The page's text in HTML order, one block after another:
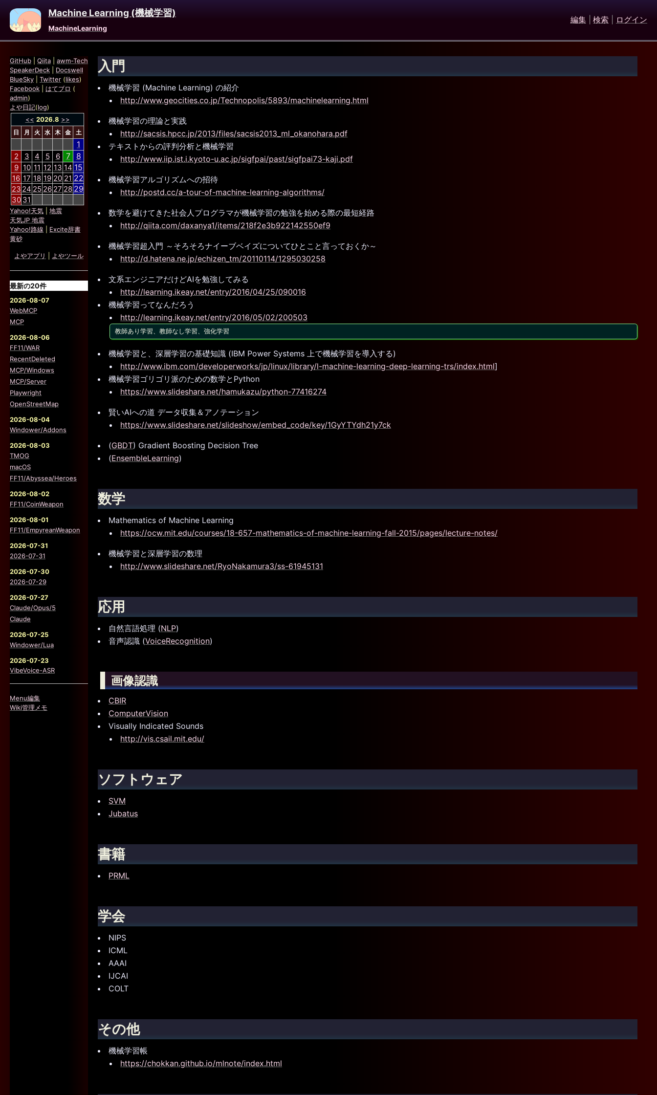
Machine Learning (機械学習)
MachineLearning
編集 検索 ログイン
入門
機械学習 (Machine Learning) の紹介
http://www.geocities.co.jp/Technopolis/5893/machinelearning.html
機械学習の理論と実践
http://sacsis.hpcc.jp/2013/files/sacsis2013_ml_okanohara.pdf
テキストからの評判分析と機械学習
http://www.iip.ist.i.kyoto-u.ac.jp/sigfpai/past/sigfpai73-kaji.pdf
機械学習アルゴリズムへの招待
http://postd.cc/a-tour-of-machine-learning-algorithms/
数学を避けてきた社会人プログラマが機械学習の勉強を始める際の最短経路
http://qiita.com/daxanya1/items/218f2e3b922142550ef9
機械学習超入門 ～そろそろナイーブベイズについてひとこと言っておくか～
http://d.hatena.ne.jp/echizen_tm/20110114/1295030258
文系エンジニアだけどAIを勉強してみる
http://learning.ikeay.net/entry/2016/04/25/090016
機械学習ってなんだろう
http://learning.ikeay.net/entry/2016/05/02/200503
教師あり学習、教師なし学習、強化学習
機械学習と、深層学習の基礎知識 (IBM Power Systems 上で機械学習を導入する)
http://www.ibm.com/developerworks/jp/linux/library/l-machine-learning-deep-learning-trs/index.html]
機械学習ゴリゴリ派のための数学とPython
https://www.slideshare.net/hamukazu/python-77416274
賢いAIへの道 データ収集＆アノテーション
https://www.slideshare.net/slideshow/embed_code/key/1GyYTYdh21y7ck
(GBDT) Gradient Boosting Decision Tree
(EnsembleLearning)
数学
Mathematics of Machine Learning
https://ocw.mit.edu/courses/18-657-mathematics-of-machine-learning-fall-2015/pages/lecture-notes/
機械学習と深層学習の数理
http://www.slideshare.net/RyoNakamura3/ss-61945131
応用
自然言語処理 (NLP)
音声認識 (VoiceRecognition)
画像認識
CBIR
ComputerVision
Visually Indicated Sounds
http://vis.csail.mit.edu/
ソフトウェア
SVM
Jubatus
書籍
PRML
学会
NIPS
ICML
AAAI
IJCAI
COLT
その他
機械学習帳
https://chokkan.github.io/mlnote/index.html
GitHub Qiita
awm-Tech
SpeakerDeck
Docswell
BlueSky
Twitter (likes)
Facebook
はてブロ (
admin)
よや日記(log)
<< 2026.8 >>
日 月 火 水 木 金 土
1
2 3 4 5 6 7 8
9 10 11 12 13 14 15
16 17 18 19 20 21 22
23 24 25 26 27 28 29
30 31
Yahoo!天気
地震
天気JP 地震
Yahoo!路線
Excite辞書
黄砂
よやアプリ よやツール
最新の20件
2026-08-07
WebMCP
MCP
2026-08-06
FF11/WAR
RecentDeleted
MCP/Windows
MCP/Server
Playwright
OpenStreetMap
2026-08-04
Windower/Addons
2026-08-03
TMOG
macOS
FF11/Abyssea/Heroes
2026-08-02
FF11/CoinWeapon
2026-08-01
FF11/EmpyreanWeapon
2026-07-31
2026-07-31
2026-07-30
2026-07-29
2026-07-27
Claude/Opus/5
Claude
2026-07-25
Windower/Lua
2026-07-23
VibeVoice-ASR
Menu編集
Wiki管理メモ